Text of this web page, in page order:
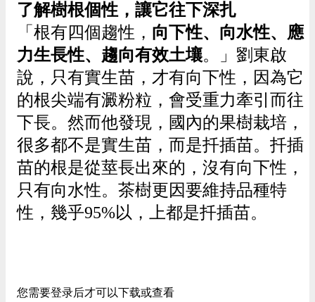
了解樹根個性，讓它往下深扎
「根有四個趨性， 向下性、向水性、應
力生長性、趨向有效土壤。」劉東啟
說，只有實生苗，才有向下性，因為它
的根尖端有澱粉粒，會受重力牽引而往
下長。然而他發現，國內的果樹栽培，
很多都不是實生苗，而是扦插苗。扦插
苗的根是從莖長出來的，沒有向下性，
只有向水性。茶樹更因要維持品種特
性，幾乎95%以，上都是扦插苗。
您需要登录后才可以下载或查看